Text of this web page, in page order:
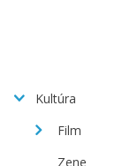
Kultúra
Film
Zene